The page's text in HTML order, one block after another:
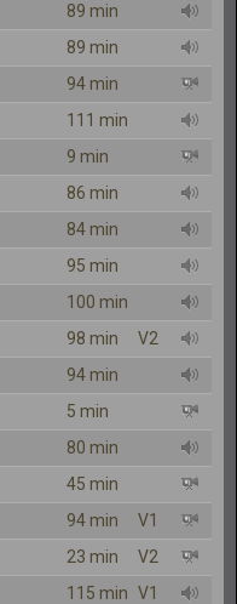
89 min
89 min
94 min
111 min
9 min
86 min
84 min
95 min
100 min
98 min
V2
94 min
5 min
80 min
45 min
94 min
V1
23 min
V2
115 min V1